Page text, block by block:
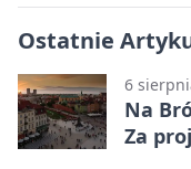
Ostatnie
6
Na
Za